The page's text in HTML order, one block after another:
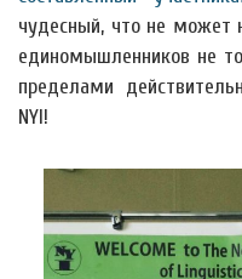
чудесный, что не может
единомышленников не
пределами
NYI!